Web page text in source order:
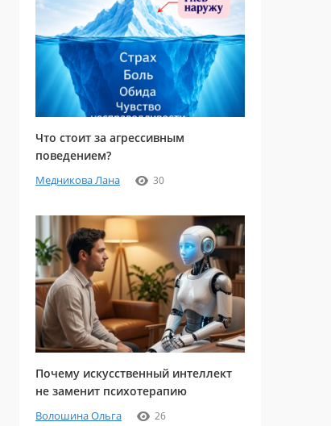
Что стоит за агрессивным
поведением?
Медникова Лана 30
Почему искусственный интеллект
не заменит психотерапию
Волошина Ольга 26